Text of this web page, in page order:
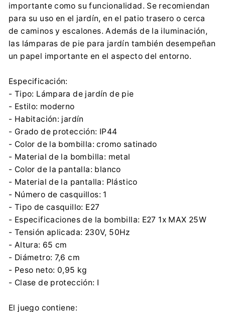
importante como su funcionalidad. Se recomiendan
para su uso en el jardín, en el patio trasero o cerca
de caminos y escalones. Además de la iluminación,
las lámparas de pie para jardín también desempeñan
un papel importante en el aspecto del entorno.
Especificación:
- Tipo: Lámpara de jardín de pie
- Estilo: moderno
- Habitación: jardín
- Grado de protección: IP44
- Color de la bombilla: cromo satinado
- Material de la bombilla: metal
- Color de la pantalla: blanco
- Material de la pantalla: Plástico
- Número de casquillos: 1
- Tipo de casquillo: E27
- Especificaciones de la bombilla: E27 1x MAX 25W
- Tensión aplicada: 230V, 50Hz
- Altura: 65 cm
- Diámetro: 7,6 cm
- Peso neto: 0,95 kg
- Clase de protección: I
El juego contiene: